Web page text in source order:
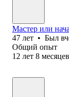
Мастер или
47 лет • Был
Общий опыт
12 лет 8 месяцев